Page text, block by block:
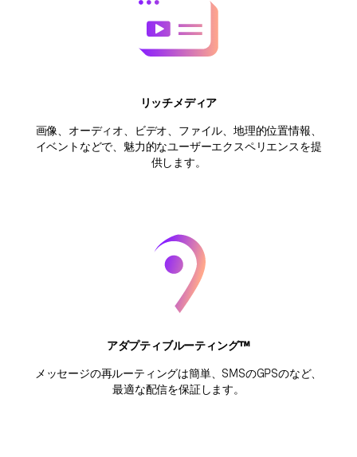
リッチメディア
画像、オーディオ、ビデオ、ファイル、地理的位置情報、
イベントなどで、魅力的なユーザーエクスペリエンスを提
供します。
アダプティブルーティング™
メッセージの再ルーティングは簡単、SMSのGPSのなど、
最適な配信を保証します。